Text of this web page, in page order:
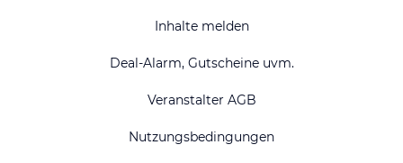
Inhalte melden
Deal-Alarm, Gutscheine uvm.
Veranstalter AGB
Nutzungsbedingungen